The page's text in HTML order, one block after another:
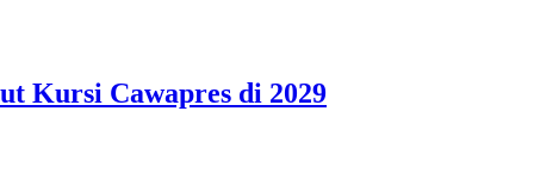
Kursi Cawapres di 2029